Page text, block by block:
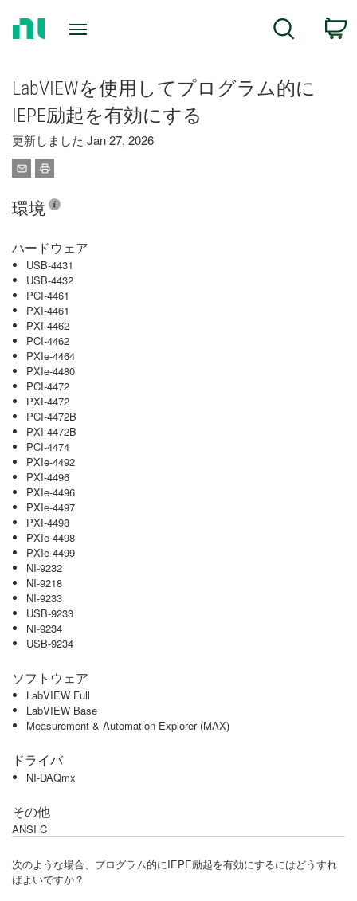
Search
LabVIEWを使用してプログラム的に
IEPE励起を有効にする
更新しました Jan 27, 2026
環境
ハードウェア
USB-4431
USB-4432
PCI-4461
PXI-4461
PXI-4462
PCI-4462
PXIe-4464
PXIe-4480
PCI-4472
PXI-4472
PCI-4472B
PXI-4472B
PCI-4474
PXIe-4492
PXI-4496
PXIe-4496
PXIe-4497
PXI-4498
PXIe-4498
PXIe-4499
NI-9232
NI-9218
NI-9233
USB-9233
NI-9234
USB-9234
ソフトウェア
LabVIEW Full
LabVIEW Base
Measurement & Automation Explorer (MAX)
ドライバ
NI-DAQmx
その他
ANSI C
次のような場合、プログラム的にIEPE励起を有効にするにはどうすれ
ばよいですか？